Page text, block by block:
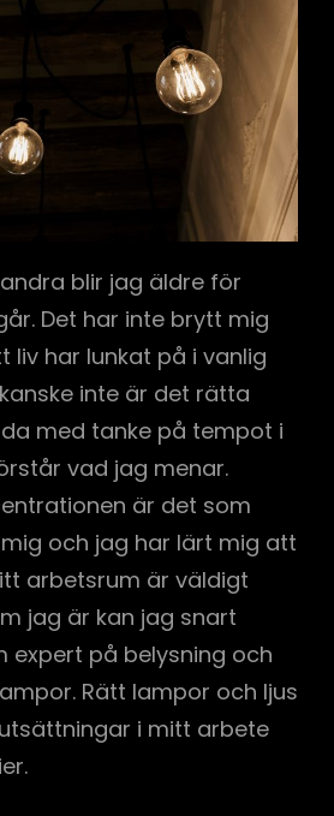
blir jag äldre för
Det har inte brytt mig
liv har lunkat på i vanlig
inte är det rätta
med tanke på tempot i
vad jag menar.
är det som
och jag har lärt mig att
arbetsrum är väldigt
jag är kan jag snart
expert på belysning och
Rätt lampor och ljus
i mitt arbete